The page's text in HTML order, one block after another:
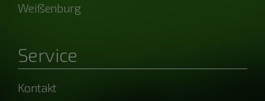
Weißenburg
Service
Kontakt